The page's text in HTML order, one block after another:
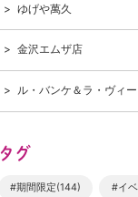
ゆげや萬久
金沢エムザ店
ル・バンケ＆ラ・ヴィ
タグ
#期間限定(144) #イ